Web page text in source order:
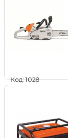
Код: 1028